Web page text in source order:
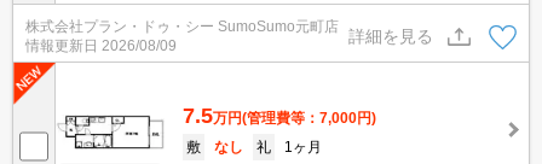
で、衣類や日用品の収納に重宝します。共用部には宅配ボックスが
付いているため、好きなタイミングで荷物を受け取ることができま
す。セキュリティ面は、TVインターホン・オートロックなどを設置
しているので安全面でも優れております。フローリング張りのお部
株式会社プラン・ドゥ・シー SumoSumo元町店
情報更新日 2026/08/09
詳細を見る
7.5万円(管理費等：7,000円)
敷
なし 礼
1ヶ月